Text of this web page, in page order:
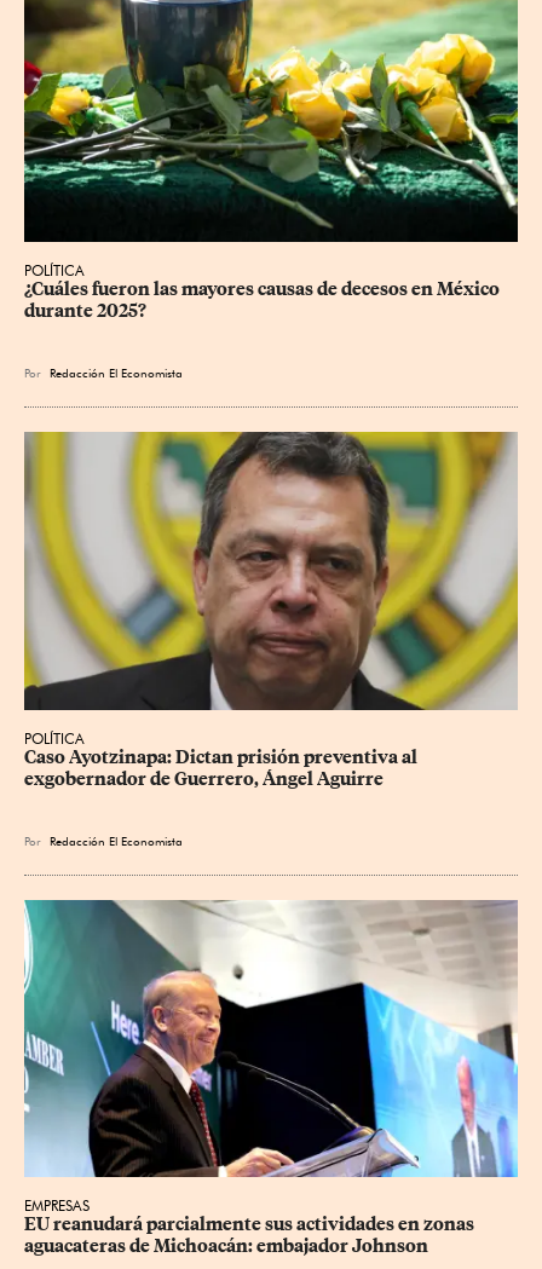
POLÍTICA
¿Cuáles fueron las mayores causas de decesos en México
durante 2025?
Por Redacción El Economista
POLÍTICA
Caso Ayotzinapa: Dictan prisión preventiva al
exgobernador de Guerrero, Ángel Aguirre
Por Redacción El Economista
EMPRESAS
EU reanudará parcialmente sus actividades en zonas
aguacateras de Michoacán: embajador Johnson